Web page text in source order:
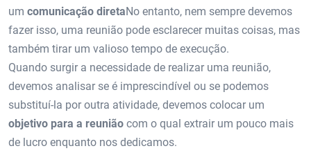
um comunicação diretaNo entanto, nem sempre devemos
fazer isso, uma reunião pode esclarecer muitas coisas, mas
também tirar um valioso tempo de execução.
Quando surgir a necessidade de realizar uma reunião,
devemos analisar se é imprescindível ou se podemos
substituí-la por outra atividade, devemos colocar um
objetivo para a reunião com o qual extrair um pouco mais
de lucro enquanto nos dedicamos.